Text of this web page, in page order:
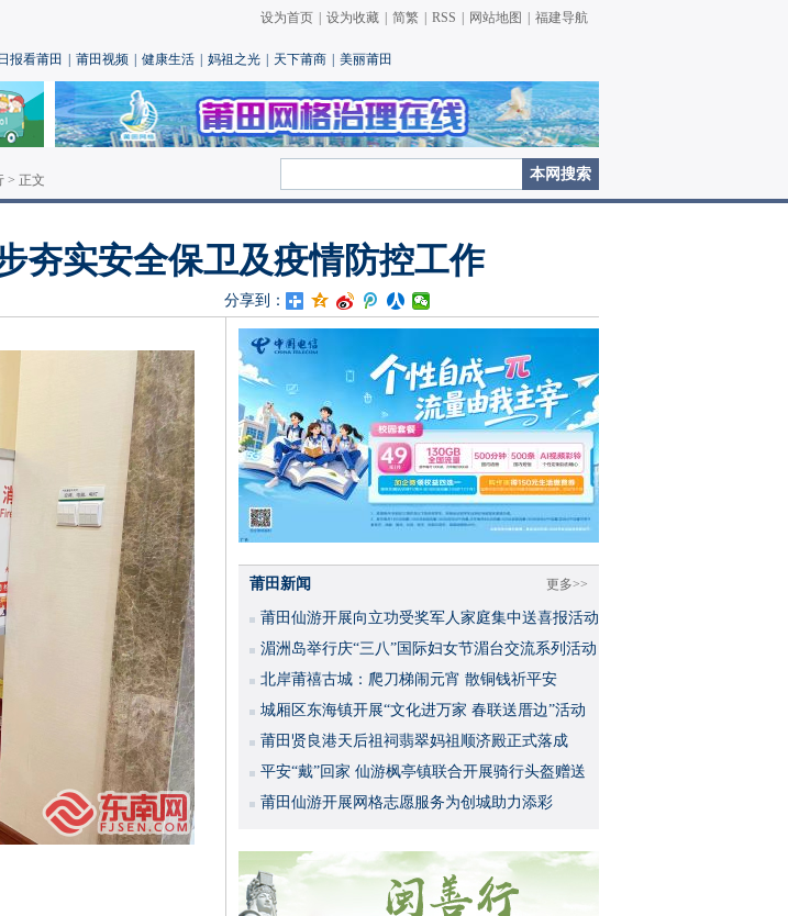
设为首页 设为收藏 简繁 RSS 网站地图 福建导航
报看莆田 莆田视频 健康生活 妈祖之光 天下莆商 美丽莆田
> 正文
夯实安全保卫及疫情防控工作
分享到：
更多>>
莆田新闻
莆田仙游开展向立功受奖军人家庭集中送喜报活动
湄洲岛举行庆“三八”国际妇女节湄台交流系列活动
北岸莆禧古城：爬刀梯闹元宵 散铜钱祈平安
城厢区东海镇开展“文化进万家 春联送厝边”活动
莆田贤良港天后祖祠翡翠妈祖顺济殿正式落成
平安“戴”回家 仙游枫亭镇联合开展骑行头盔赠送
活动
莆田仙游开展网格志愿服务为创城助力添彩